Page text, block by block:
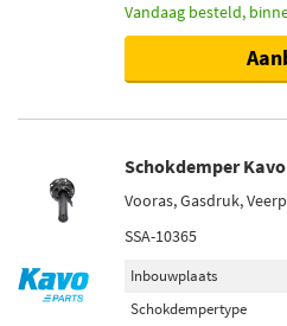
Vandaag besteld,
Schokdemper Kavo
Vooras, Gasdruk,
SSA-10365
Inbouwplaats
Schokdempertype